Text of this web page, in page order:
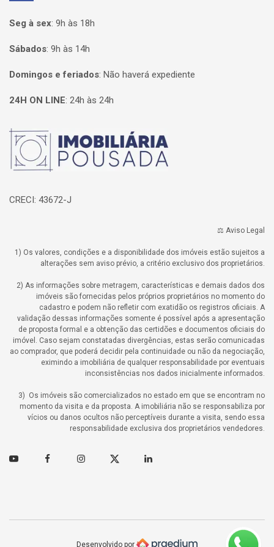
Seg à sex: 9h às 18h
Sábados: 9h às 14h
Domingos e feriados: Não haverá expediente
24H ON LINE: 24h às 24h
Página inicial
CRECI: 43672-J
⚖️ Aviso Legal
1) Os valores, condições e a disponibilidade dos imóveis estão sujeitos a
alterações sem aviso prévio, a critério exclusivo dos proprietários.
2) As informações sobre metragem, características e demais dados dos
imóveis são fornecidas pelos próprios proprietários no momento do
cadastro e podem não refletir com exatidão os registros oficiais. A
validação dessas informações somente é possível após a apresentação
de proposta formal e a obtenção das certidões e documentos oficiais do
imóvel. Caso sejam constatadas divergências, estas serão comunicadas
ao comprador, que poderá decidir pela continuidade ou não da negociação,
eximindo a imobiliária de qualquer responsabilidade por eventuais
inconsistências nos dados inicialmente informados.
3) Os imóveis são comercializados no estado em que se encontram no
momento da visita e da proposta. A imobiliária não se responsabiliza por
vícios ou danos ocultos não perceptíveis durante a visita, sendo essa
responsabilidade exclusiva dos proprietários vendedores.
Youtube FacebookInstagramTwitter Linkedin
Desenvolvido por